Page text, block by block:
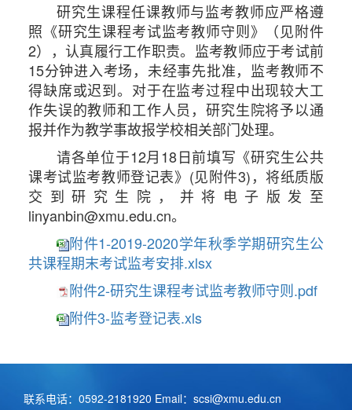
研究生课程任课教师与监考教师应严格遵
照《研究生课程考试监考教师守则》（见附件
2），认真履行工作职责。监考教师应于考试前
15分钟进入考场，未经事先批准，监考教师不
得缺席或迟到。对于在监考过程中出现较大工
作失误的教师和工作人员，研究生院将予以通
报并作为教学事故报学校相关部门处理。
请各单位于12月18日前填写《研究生公共
课考试监考教师登记表》(见附件3)，将纸质版
交到研究生院，并将电子版发至
linyanbin@xmu.edu.cn。
附件1-2019-2020学年秋季学期研究生公
共课程期末考试监考安排.xlsx
附件2-研究生课程考试监考教师守则.pdf
附件3-监考登记表.xls
联系电话：0592-2181920 Email：scsi@xmu.edu.cn